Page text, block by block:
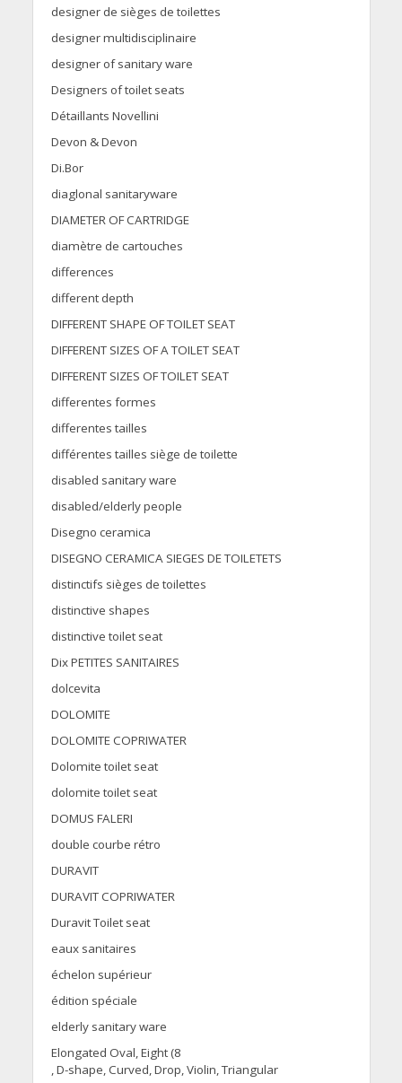
designer de sièges de toilettes
designer multidisciplinaire
designer of sanitary ware
Designers of toilet seats
Détaillants Novellini
Devon & Devon
Di.Bor
diaglonal sanitaryware
DIAMETER OF CARTRIDGE
diamètre de cartouches
differences
different depth
DIFFERENT SHAPE OF TOILET SEAT
DIFFERENT SIZES OF A TOILET SEAT
DIFFERENT SIZES OF TOILET SEAT
differentes formes
differentes tailles
différentes tailles siège de toilette
disabled sanitary ware
disabled/elderly people
Disegno ceramica
DISEGNO CERAMICA SIEGES DE TOILETETS
distinctifs sièges de toilettes
distinctive shapes
distinctive toilet seat
Dix PETITES SANITAIRES
dolcevita
DOLOMITE
DOLOMITE COPRIWATER
Dolomite toilet seat
dolomite toilet seat
DOMUS FALERI
double courbe rétro
DURAVIT
DURAVIT COPRIWATER
Duravit Toilet seat
eaux sanitaires
échelon supérieur
édition spéciale
elderly sanitary ware
Elongated Oval, Eight (8
, D-shape, Curved, Drop, Violin, Triangular